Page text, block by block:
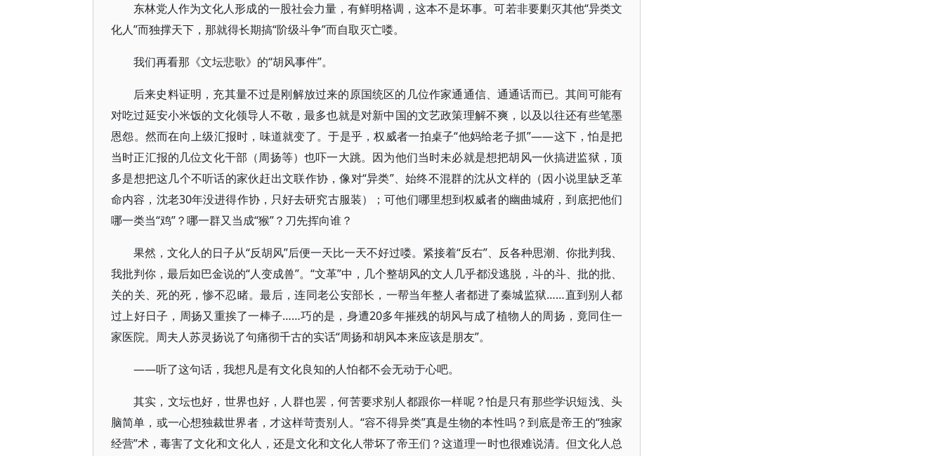
东林党人作为文化人形成的一股社会力量，有鲜明格调，这本不是坏事。可若非要剿灭其他“异类文
化人”而独撑天下，那就得长期搞“阶级斗争”而自取灭亡喽。
我们再看那《文坛悲歌》的“胡风事件”。
后来史料证明，充其量不过是刚解放过来的原国统区的几位作家通通信、通通话而已。其间可能有
对吃过延安小米饭的文化领导人不敬，最多也就是对新中国的文艺政策理解不爽，以及以往还有些笔墨
恩怨。然而在向上级汇报时，味道就变了。于是乎，权威者一拍桌子“他妈给老子抓”——这下，怕是把
当时正汇报的几位文化干部（周扬等）也吓一大跳。因为他们当时未必就是想把胡风一伙搞进监狱，顶
多是想把这几个不听话的家伙赶出文联作协，像对“异类”、始终不混群的沈从文样的（因小说里缺乏革
命内容，沈老30年没进得作协，只好去研究古服装）；可他们哪里想到权威者的幽曲城府，到底把他们
哪一类当“鸡”？哪一群又当成“猴”？刀先挥向谁？
果然，文化人的日子从“反胡风”后便一天比一天不好过喽。紧接着“反右”、反各种思潮、你批判我、
我批判你，最后如巴金说的“人变成兽”。“文革”中，几个整胡风的文人几乎都没逃脱，斗的斗、批的批、
关的关、死的死，惨不忍睹。最后，连同老公安部长，一帮当年整人者都进了秦城监狱……直到别人都
过上好日子，周扬又重挨了一棒子……巧的是，身遭20多年摧残的胡风与成了植物人的周扬，竟同住一
家医院。周夫人苏灵扬说了句痛彻千古的实话“周扬和胡风本来应该是朋友”。
——听了这句话，我想凡是有文化良知的人怕都不会无动于心吧。
其实，文坛也好，世界也好，人群也罢，何苦要求别人都跟你一样呢？怕是只有那些学识短浅、头
脑简单，或一心想独裁世界者，才这样苛责别人。“容不得异类”真是生物的本性吗？到底是帝王的“独家
经营”术，毒害了文化和文化人，还是文化和文化人带坏了帝王们？这道理一时也很难说清。但文化人总